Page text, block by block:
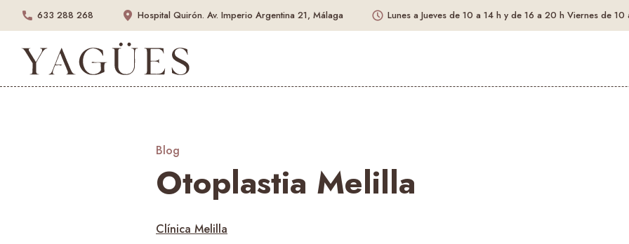
633 288 268 Hospital Quirón. Av. Imperio Argentina 21, Málaga Lunes a Jueves de 10 a 14 h y de 16 a 20 h Viernes de 10
Blog
Otoplastia Melilla
Clínica Melilla